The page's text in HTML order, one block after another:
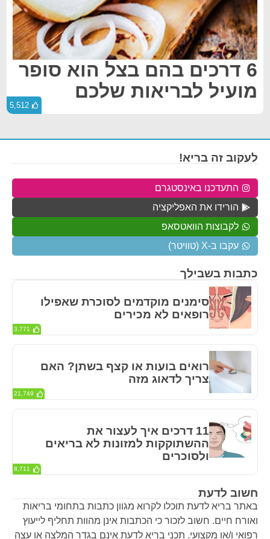
6 דרכים בהם בצל הוא סופר
מועיל לבריאות שלכם
5,512
חשוב לדעת
באתר בריא לדעת תוכלו לקרוא מגוון כתבות בתחומי בריאות
ואורח חיים. חשוב לזכור כי הכתבות אינן מהוות תחליף לייעוץ
רפואי ו/או מקצועי. תכני בריא לדעת אינם בגדר המלצה או עצה
כתבות בשבילך
סימנים מוקדמים לסוכרת שאפילו
רופאים לא מכירים
3,771
רואים בועות או קצף בשתן? האם
צריך לדאוג מזה
21,749
11 דרכים איך לעצור את
ההשתוקקות למזונות לא בריאים
ולסוכרים
8,711
לעקוב זה בריא!
התעדכנו באינסטגרם
הורידו את האפליקציה
לקבוצות הוואטסאפ
עקבו ב-X (טוויטר)